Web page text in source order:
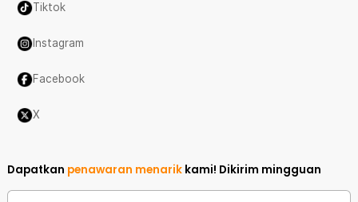
Tiktok
Instagram
Facebook
X
Dapatkan penawaran menarik kami! Dikirim mingguan